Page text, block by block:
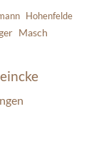
Hohenfelde
Masch